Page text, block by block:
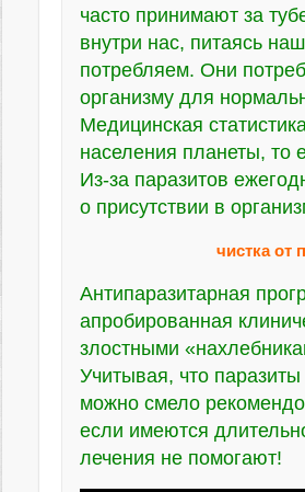
часто принимают за
внутри нас, питаясь
потребляем. Они
организму для
Медицинская
населения планеты, то
Из-за паразитов
о присутствии в
чистка от
Антипаразитарная
апробированная
злостными
Учитывая, что
можно смело
если имеются
лечения не помогают!